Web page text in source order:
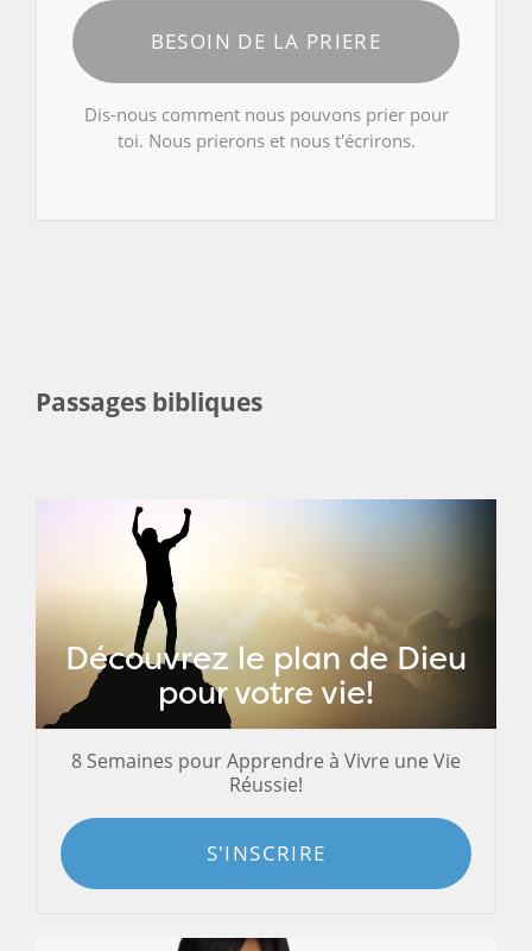
BESOIN DE LA PRIERE
Dis-nous comment nous pouvons prier pour
toi. Nous prierons et nous t'écrirons.
Passages bibliques
Découvrez le plan de Dieu
pour votre vie!
8 Semaines pour Apprendre à Vivre une Vie
Réussie!
S'INSCRIRE